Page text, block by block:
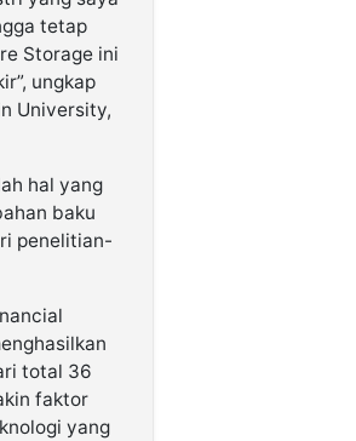
tetap
Storage ini
ungkap
University,
hal yang
baku
penelitian-
total 36
faktor
yang